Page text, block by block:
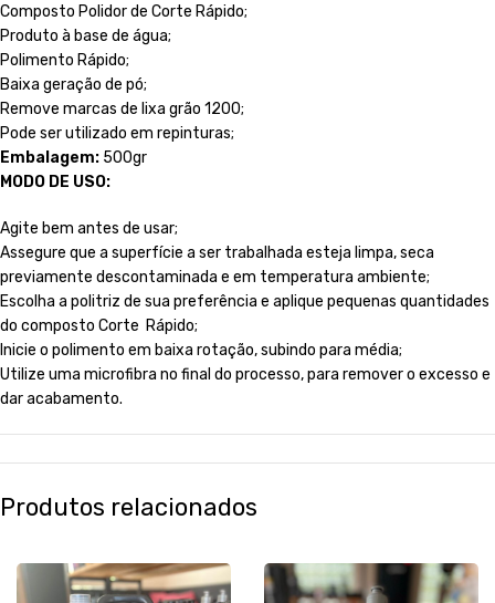
Composto Polidor de Corte Rápido;
Produto à base de água;
Polimento Rápido;
Baixa geração de pó;
Remove marcas de lixa grão 1200;
Pode ser utilizado em repinturas;
Embalagem: 500gr
MODO DE USO:
Agite bem antes de usar;
Assegure que a superfície a ser trabalhada esteja limpa, seca
previamente descontaminada e em temperatura ambiente;
Escolha a politriz de sua preferência e aplique pequenas quantidades
do composto Corte Rápido;
Inicie o polimento em baixa rotação, subindo para média;
Utilize uma microfibra no final do processo, para remover o excesso e
dar acabamento.
Produtos relacionados